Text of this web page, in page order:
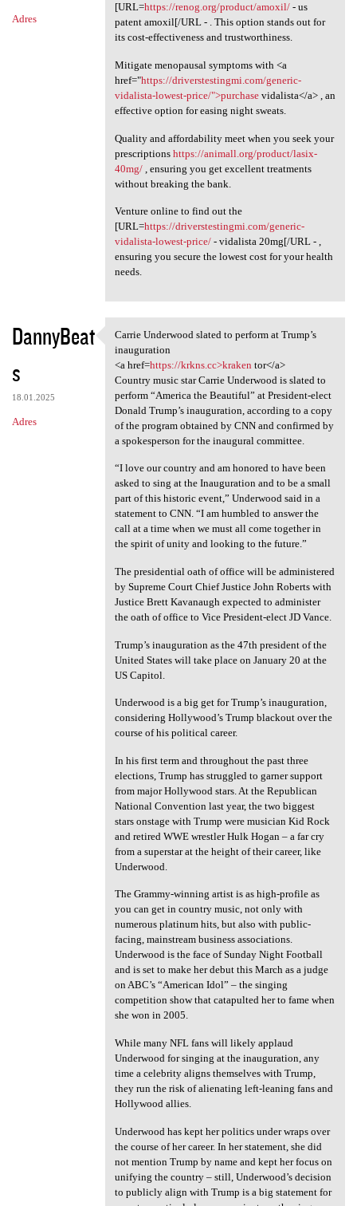
Adres
[URL=https://renog.org/product/amoxil/- us
patent amoxil[/URL - . This option stands out for
its cost-effectiveness and trustworthiness.
Mitigate menopausal symptoms with <a
href="https://driverstestingmi.com/generic-
vidalista-lowest-price/">purchasevidalista</a> , an
effective option for easing night sweats.
Quality and affordability meet when you seek your
prescriptions https://animall.org/product/lasix-
40mg/, ensuring you get excellent treatments
without breaking the bank.
Venture online to find out the
[URL=https://driverstestingmi.com/generic-
vidalista-lowest-price/- vidalista 20mg[/URL - ,
ensuring you secure the lowest cost for your health
needs.
DannyBeat
s
18.01.2025
Adres
Carrie Underwood slated to
Carrie Underwood slated to perform at Trump’s
inauguration
<a href=https://krkns.cc>kraken tor</a>
Country music star Carrie Underwood is slated to
perform “America the Beautiful” at President-elect
Donald Trump’s inauguration, according to a copy
of the program obtained by CNN and confirmed by
a spokesperson for the inaugural committee.
“I love our country and am honored to have been
asked to sing at the Inauguration and to be a small
part of this historic event,” Underwood said in a
statement to CNN. “I am humbled to answer the
call at a time when we must all come together in
the spirit of unity and looking to the future.”
The presidential oath of office will be administered
by Supreme Court Chief Justice John Roberts with
Justice Brett Kavanaugh expected to administer
the oath of office to Vice President-elect JD Vance.
Trump’s inauguration as the 47th president of the
United States will take place on January 20 at the
US Capitol.
Underwood is a big get for Trump’s inauguration,
considering Hollywood’s Trump blackout over the
course of his political career.
In his first term and throughout the past three
elections, Trump has struggled to garner support
from major Hollywood stars. At the Republican
National Convention last year, the two biggest
stars onstage with Trump were musician Kid Rock
and retired WWE wrestler Hulk Hogan – a far cry
from a superstar at the height of their career, like
Underwood.
The Grammy-winning artist is as high-profile as
you can get in country music, not only with
numerous platinum hits, but also with public-
facing, mainstream business associations.
Underwood is the face of Sunday Night Football
and is set to make her debut this March as a judge
on ABC’s “American Idol” – the singing
competition show that catapulted her to fame when
she won in 2005.
While many NFL fans will likely applaud
Underwood for singing at the inauguration, any
time a celebrity aligns themselves with Trump,
they run the risk of alienating left-leaning fans and
Hollywood allies.
Underwood has kept her politics under wraps over
the course of her career. In her statement, she did
not mention Trump by name and kept her focus on
unifying the country – still, Underwood’s decision
to publicly align with Trump is a big statement for